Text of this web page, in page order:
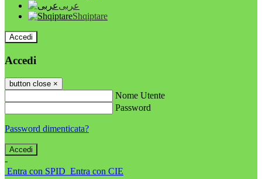
عربى
Shqiptare
Accedi
Accedi
button close ×
Nome Utente
Password
Password dimenticata?
-
Entra con SPID Entra con CIE